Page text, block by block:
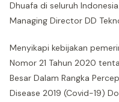
Dhuafa di seluruh
Managing Director DD
Menyikapi kebijakan
Nomor 21 Tahun 2020
Besar Dalam Rangka
Disease 2019 (Covid-19)